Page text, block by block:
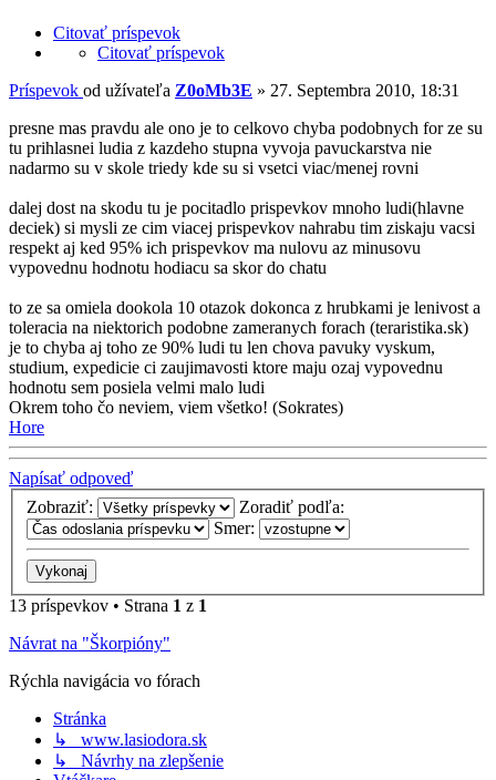
Citovať príspevok
Citovať príspevok
Príspevok od užívateľa Z0oMb3E » 27. Septembra 2010, 18:31
presne mas pravdu ale ono je to celkovo chyba podobnych for ze su
tu prihlasnei ludia z kazdeho stupna vyvoja pavuckarstva nie
nadarmo su v skole triedy kde su si vsetci viac/menej rovni
dalej dost na skodu tu je pocitadlo prispevkov mnoho ludi(hlavne
deciek) si mysli ze cim viacej prispevkov nahrabu tim ziskaju vacsi
respekt aj ked 95% ich prispevkov ma nulovu az minusovu
vypovednu hodnotu hodiacu sa skor do chatu
to ze sa omiela dookola 10 otazok dokonca z hrubkami je lenivost a
toleracia na niektorich podobne zameranych forach (teraristika.sk)
je to chyba aj toho ze 90% ludi tu len chova pavuky vyskum,
studium, expedicie ci zaujimavosti ktore maju ozaj vypovednu
hodnotu sem posiela velmi malo ludi
Okrem toho čo neviem, viem všetko! (Sokrates)
Hore
Napísať odpoveď
Zobraziť:
Zoradiť podľa:
Smer:
13 príspevkov • Strana 1 z 1
Návrat na "Škorpióny"
Rýchla navigácia vo fórach
Stránka
↳ www.lasiodora.sk
↳ Návrhy na zlepšenie